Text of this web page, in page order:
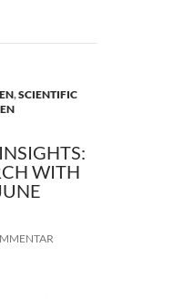
,SCIENTIFIC
WITH